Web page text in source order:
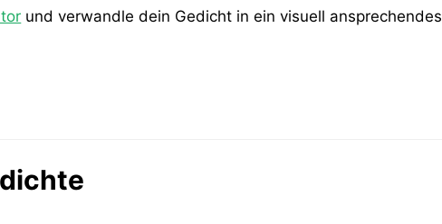
und verwandle dein Gedicht in ein visuell ansprechendes